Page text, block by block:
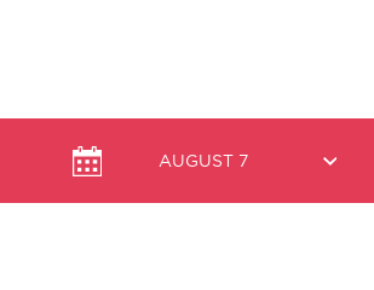
AUGUST 7
a
date